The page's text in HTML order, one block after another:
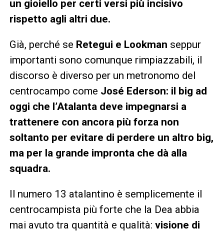
un gioiello per certi versi più incisivo
rispetto agli altri due.
Già, perché se Retegui e Lookman seppur
importanti sono comunque rimpiazzabili, il
discorso è diverso per un metronomo del
centrocampo come José Ederson: il big ad
oggi che l’Atalanta deve impegnarsi a
trattenere con ancora più forza non
soltanto per evitare di perdere un altro big,
ma per la grande impronta che dà alla
squadra.
Il numero 13 atalantino è semplicemente il
centrocampista più forte che la Dea abbia
mai avuto tra quantità e qualità: visione di